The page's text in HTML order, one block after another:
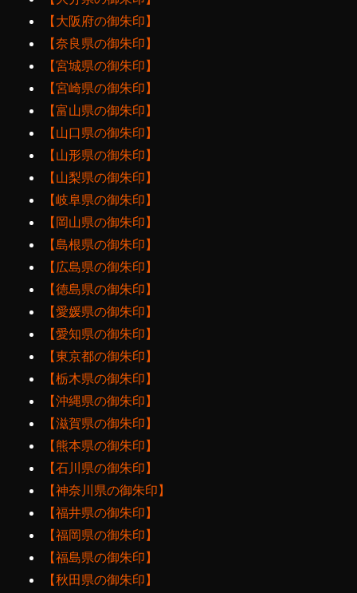
【大阪府の御朱印】
【奈良県の御朱印】
【宮城県の御朱印】
【宮崎県の御朱印】
【富山県の御朱印】
【山口県の御朱印】
【山形県の御朱印】
【山梨県の御朱印】
【岐阜県の御朱印】
【岡山県の御朱印】
【島根県の御朱印】
【広島県の御朱印】
【徳島県の御朱印】
【愛媛県の御朱印】
【愛知県の御朱印】
【東京都の御朱印】
【栃木県の御朱印】
【沖縄県の御朱印】
【滋賀県の御朱印】
【熊本県の御朱印】
【石川県の御朱印】
【神奈川県の御朱印】
【福井県の御朱印】
【福岡県の御朱印】
【福島県の御朱印】
【秋田県の御朱印】